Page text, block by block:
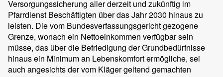
Versorgungssicherung aller derzeit und zukünftig im
Pfarrdienst Beschäftigten über das Jahr 2030 hinaus zu
leisten. Die vom Bundesverfassungsgericht gezogene
Grenze, wonach ein Nettoeinkommen verfügbar sein
müsse, das über die Befriedigung der Grundbedürfnisse
hinaus ein Minimum an Lebenskomfort ermögliche, sei
auch angesichts der vom Kläger geltend gemachten